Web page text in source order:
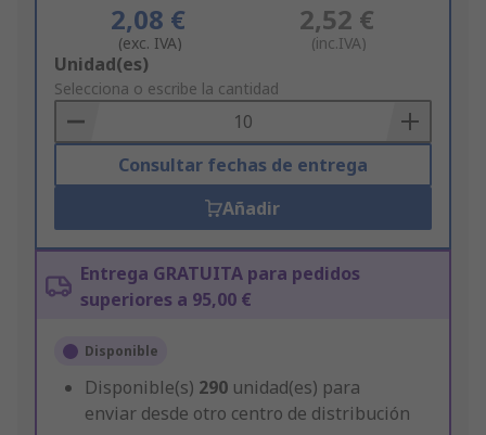
2,08 €
(exc. IVA)
2,52 €
(inc.IVA)
Add
to
Basket
Unidad(es)
Selecciona o escribe la cantidad
Consultar fechas de entrega
Añadir
Entrega GRATUITA para pedidos
superiores a 95,00 €
Disponible
Disponible(s) 290 unidad(es) para
enviar desde otro centro de distribución